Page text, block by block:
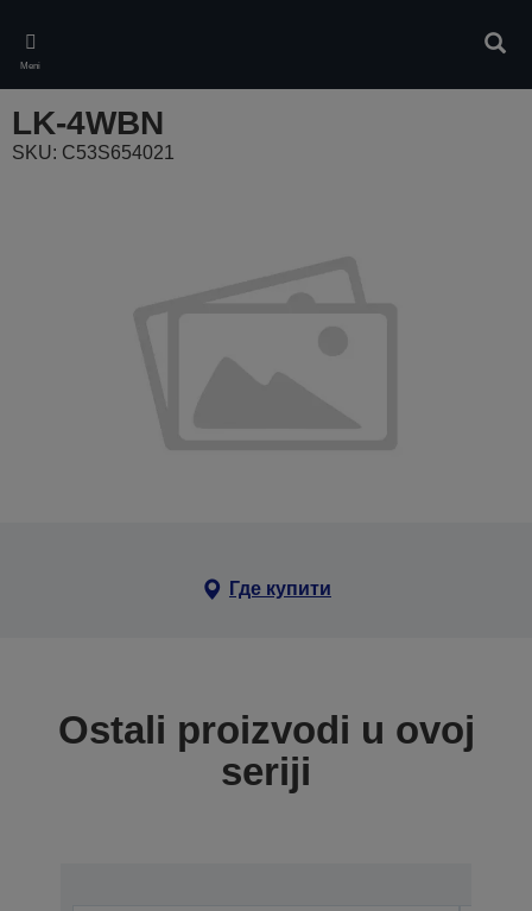
main
content
Meni
LK-4WBN
SKU: C53S654021
Где купити
Ostali proizvodi u ovoj
seriji